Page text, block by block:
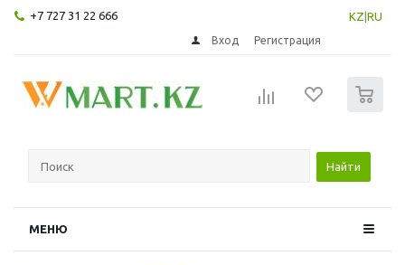
+7 727 31 22 666 KZ RU
Вход Регистрация
Найти
МЕНЮ